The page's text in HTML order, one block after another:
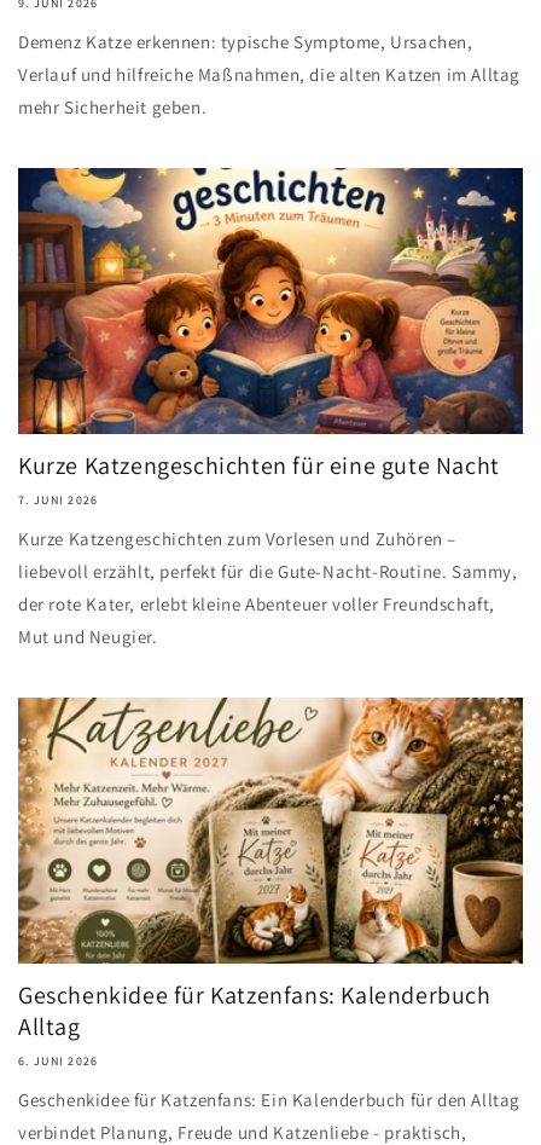
Demenz Katze erkennen: typische Symptome, Ursachen,
Verlauf und hilfreiche Maßnahmen, die alten Katzen im Alltag
mehr Sicherheit geben.
Kurze Katzengeschichten für eine gute Nacht
7. JUNI 2026
Kurze Katzengeschichten zum Vorlesen und Zuhören –
liebevoll erzählt, perfekt für die Gute-Nacht-Routine. Sammy,
der rote Kater, erlebt kleine Abenteuer voller Freundschaft,
Mut und Neugier.
Geschenkidee für Katzenfans: Kalenderbuch
Alltag
6. JUNI 2026
Geschenkidee für Katzenfans: Ein Kalenderbuch für den Alltag
verbindet Planung, Freude und Katzenliebe - praktisch,